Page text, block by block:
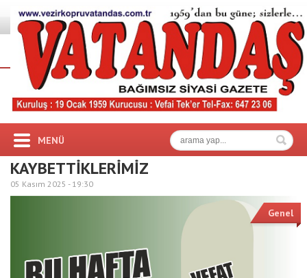
MENÜ
KAYBETTİKLERİMİZ
05 Kasım 2025 - 19:30
Genel